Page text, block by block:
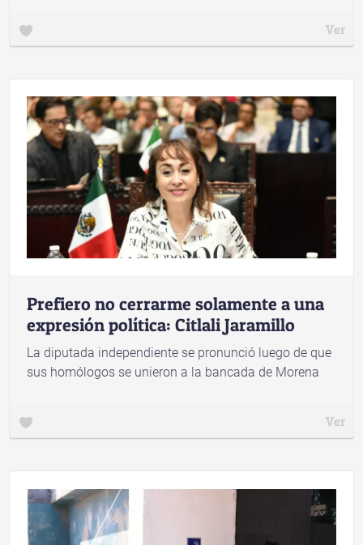
Ver
Prefiero no cerrarme solamente a una
expresión política: Citlali Jaramillo
La diputada independiente se pronunció luego de que
sus homólogos se unieron a la bancada de Morena
Ver